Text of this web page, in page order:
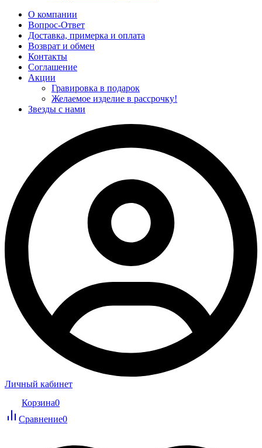
О компании
Вопрос-Ответ
Доставка, примерка и оплата
Возврат и обмен
Контакты
Соглашение
Акции
Гравировка в подарок
Желаемое изделие в рассрочку!
Звезды с нами
Личный кабинет
Корзина0
Сравнение0